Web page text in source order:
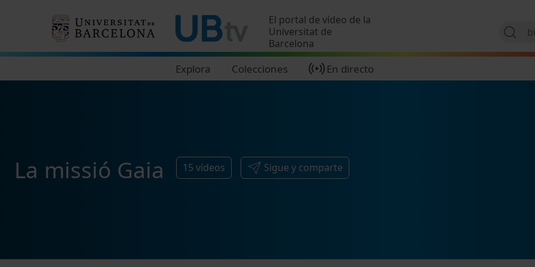
El portal de vídeo de la
Universitat de
Barcelona
Explora Colecciones En directo
La missió Gaia 15 vídeos Sigue y comparte